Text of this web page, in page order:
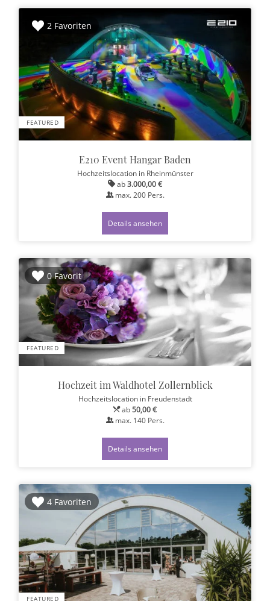
2 Favoriten
FEATURED
E210 Event Hangar Baden
Hochzeitslocation in Rheinmünster
ab3.000,00 €
max. 200Pers.
Details ansehen
0 Favorit
FEATURED
Hochzeit im Waldhotel Zollernblick
Hochzeitslocation in Freudenstadt
ab50,00 €
max. 140Pers.
Details ansehen
4 Favoriten
FEATURED